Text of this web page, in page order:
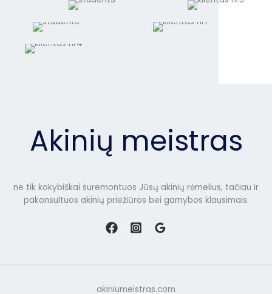
Akinių meistras
ne tik kokybiškai suremontuos Jūsų akinių rėmelius, tačiau ir
pakonsultuos akinių priežiūros bei gamybos klausimais.
akiniumeistras.com